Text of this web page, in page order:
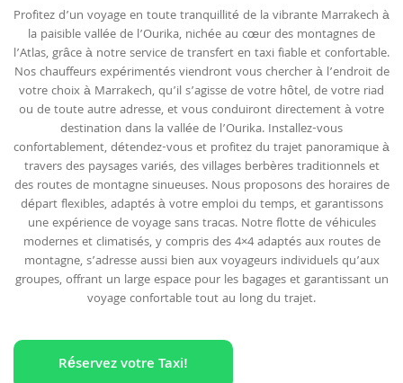
Profitez d’un voyage en toute tranquillité de la vibrante Marrakech à
la paisible vallée de l’Ourika, nichée au cœur des montagnes de
l’Atlas, grâce à notre service de transfert en taxi fiable et confortable.
Nos chauffeurs expérimentés viendront vous chercher à l’endroit de
votre choix à Marrakech, qu’il s’agisse de votre hôtel, de votre riad
ou de toute autre adresse, et vous conduiront directement à votre
destination dans la vallée de l’Ourika. Installez-vous
confortablement, détendez-vous et profitez du trajet panoramique à
travers des paysages variés, des villages berbères traditionnels et
des routes de montagne sinueuses. Nous proposons des horaires de
départ flexibles, adaptés à votre emploi du temps, et garantissons
une expérience de voyage sans tracas. Notre flotte de véhicules
modernes et climatisés, y compris des 4×4 adaptés aux routes de
montagne, s’adresse aussi bien aux voyageurs individuels qu’aux
groupes, offrant un large espace pour les bagages et garantissant un
voyage confortable tout au long du trajet.
Réservez votre Taxi!